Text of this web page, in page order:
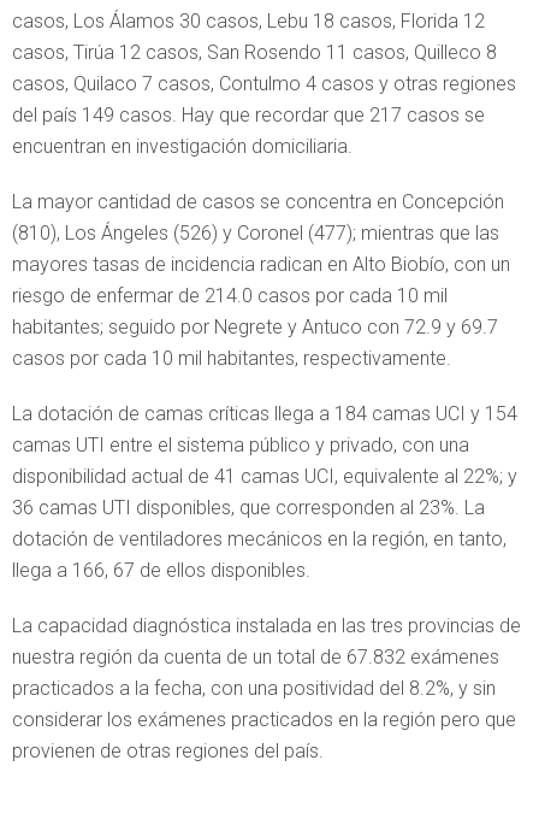
casos, Los Álamos 30 casos, Lebu 18 casos, Florida 12
casos, Tirúa 12 casos, San Rosendo 11 casos, Quilleco 8
casos, Quilaco 7 casos, Contulmo 4 casos y otras regiones
del país 149 casos. Hay que recordar que 217 casos se
encuentran en investigación domiciliaria.
La mayor cantidad de casos se concentra en Concepción
(810), Los Ángeles (526) y Coronel (477); mientras que las
mayores tasas de incidencia radican en Alto Biobío, con un
riesgo de enfermar de 214.0 casos por cada 10 mil
habitantes; seguido por Negrete y Antuco con 72.9 y 69.7
casos por cada 10 mil habitantes, respectivamente.
La dotación de camas críticas llega a 184 camas UCI y 154
camas UTI entre el sistema público y privado, con una
disponibilidad actual de 41 camas UCI, equivalente al 22%; y
36 camas UTI disponibles, que corresponden al 23%. La
dotación de ventiladores mecánicos en la región, en tanto,
llega a 166, 67 de ellos disponibles.
La capacidad diagnóstica instalada en las tres provincias de
nuestra región da cuenta de un total de 67.832 exámenes
practicados a la fecha, con una positividad del 8.2%, y sin
considerar los exámenes practicados en la región pero que
provienen de otras regiones del país.